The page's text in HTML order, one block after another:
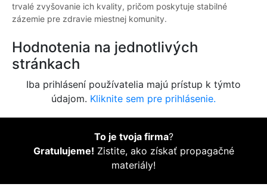
trvalé zvyšovanie ich kvality, pričom poskytuje stabilné
zázemie pre zdravie miestnej komunity.
Hodnotenia na jednotlivých
stránkach
Iba prihlásení používatelia majú prístup k týmto
údajom. Kliknite sem pre prihlásenie.
To je tvoja firma?
Gratulujeme! Zistite, ako získať propagačné
materiály!